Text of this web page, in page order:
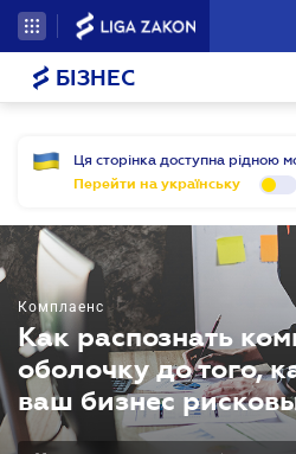
БІЗНЕС
Ця сторінка доступна рідною
Перейти на українську
Комплаенс
Как распознать
оболочку до того,
ваш бизнес